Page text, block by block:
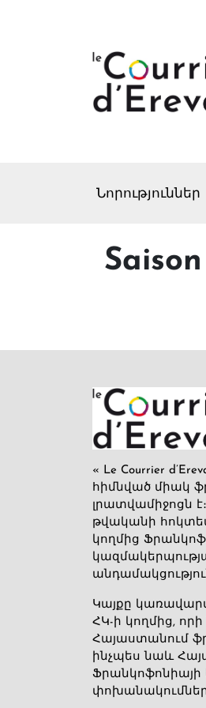
Նորություններ
« Le Courrier
հիմնված միակ
լրատվամիջոցն է։
թվականի
կողմից
Կայքը
ՀԿ-ի կողմից,
Հայաստանում
ինչպես նաև
Ֆրանկոֆոնիայի